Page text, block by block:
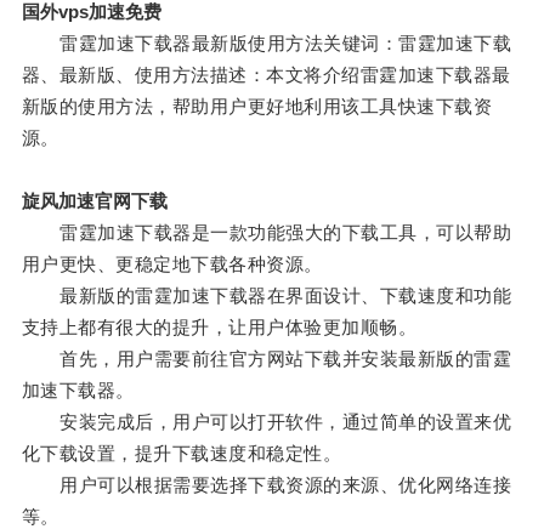
国外vps加速免费
雷霆加速下载器最新版使用方法关键词：雷霆加速下载
器、最新版、使用方法描述：本文将介绍雷霆加速下载器最
新版的使用方法，帮助用户更好地利用该工具快速下载资
源。
旋风加速官网下载
雷霆加速下载器是一款功能强大的下载工具，可以帮助
用户更快、更稳定地下载各种资源。
最新版的雷霆加速下载器在界面设计、下载速度和功能
支持上都有很大的提升，让用户体验更加顺畅。
首先，用户需要前往官方网站下载并安装最新版的雷霆
加速下载器。
安装完成后，用户可以打开软件，通过简单的设置来优
化下载设置，提升下载速度和稳定性。
用户可以根据需要选择下载资源的来源、优化网络连接
等。